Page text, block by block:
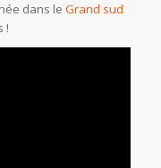
dans le Grand sud
!